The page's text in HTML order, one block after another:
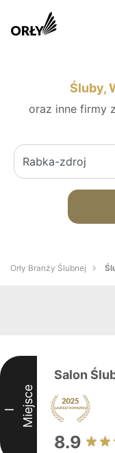
Śluby,
oraz inne firmy
Orły Branży Ślubnej
I Miejsce
Salon
8.9